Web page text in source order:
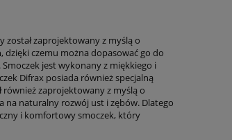
został zaprojektowany z myślą o
czemu można dopasować go do
jest wykonany z miękkiego i
Difrax posiada również specjalną
również zaprojektowany z myślą o
na naturalny rozwój ust i zębów. Dlatego
i komfortowy smoczek, który